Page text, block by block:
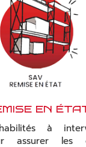
EN
à
assurer les